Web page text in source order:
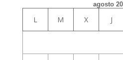
agosto
L M X J